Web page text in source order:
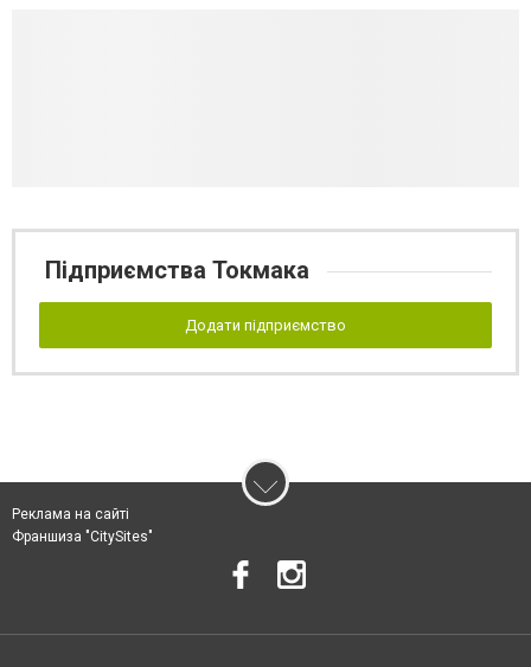
Підприємства Токмака
Додати підприємство
Реклама на сайті
Франшиза "CitySites"